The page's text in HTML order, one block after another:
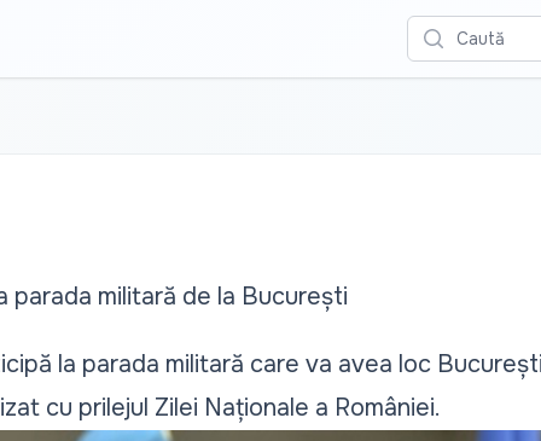
Caută
parada militară de la București
la parada militară care va avea loc
cu prilejul Zilei Naționale a României.